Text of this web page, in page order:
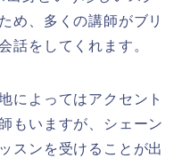
め、多くの講師がブリ
話をしてくれます。
によってはアクセント
もいますが、シェーン
スンを受けることが出